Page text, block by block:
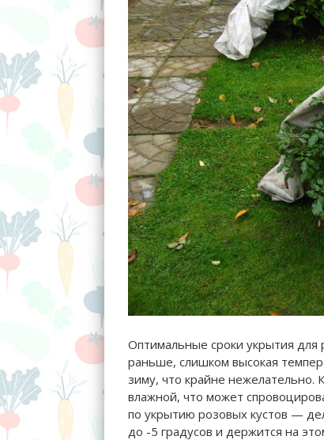
Оптимальные сроки укрытия для
раньше, слишком высокая
зиму, что крайне нежелательно.
влажной, что может
по укрытию розовых кустов —
до -5 градусов и держится на